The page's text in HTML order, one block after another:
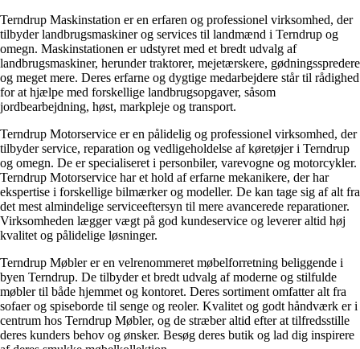
Terndrup Maskinstation er en erfaren og professionel virksomhed, der
tilbyder landbrugsmaskiner og services til landmænd i Terndrup og
omegn. Maskinstationen er udstyret med et bredt udvalg af
landbrugsmaskiner, herunder traktorer, mejetærskere, gødningsspredere
og meget mere. Deres erfarne og dygtige medarbejdere står til rådighed
for at hjælpe med forskellige landbrugsopgaver, såsom
jordbearbejdning, høst, markpleje og transport.
Terndrup Motorservice er en pålidelig og professionel virksomhed, der
tilbyder service, reparation og vedligeholdelse af køretøjer i Terndrup
og omegn. De er specialiseret i personbiler, varevogne og motorcykler.
Terndrup Motorservice har et hold af erfarne mekanikere, der har
ekspertise i forskellige bilmærker og modeller. De kan tage sig af alt fra
det mest almindelige serviceeftersyn til mere avancerede reparationer.
Virksomheden lægger vægt på god kundeservice og leverer altid høj
kvalitet og pålidelige løsninger.
Terndrup Møbler er en velrenommeret møbelforretning beliggende i
byen Terndrup. De tilbyder et bredt udvalg af moderne og stilfulde
møbler til både hjemmet og kontoret. Deres sortiment omfatter alt fra
sofaer og spiseborde til senge og reoler. Kvalitet og godt håndværk er i
centrum hos Terndrup Møbler, og de stræber altid efter at tilfredsstille
deres kunders behov og ønsker. Besøg deres butik og lad dig inspirere